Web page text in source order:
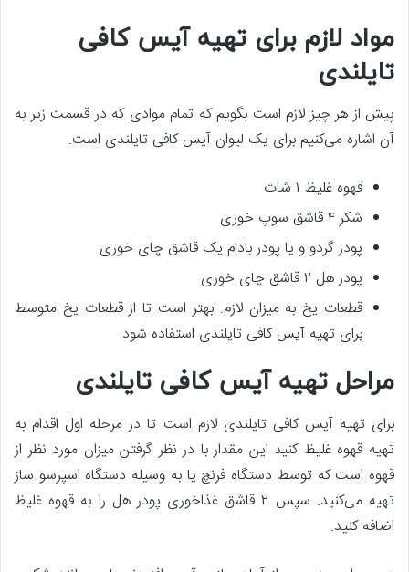
مواد لازم برای تهیه آیس کافی
تایلندی
پیش از هر چیز لازم است بگویم که تمام موادی که در قسمت زیر به
آن اشاره می‌کنیم برای یک لیوان آیس کافی تایلندی است.
قهوه غلیظ ۱ شات
شکر ۴ قاشق سوپ خوری
پودر گردو و یا پودر بادام یک قاشق چای خوری
پودر هل ۲ قاشق چای خوری
قطعات یخ به میزان لازم. بهتر است تا از قطعات یخ متوسط
برای تهیه آیس کافی تایلندی استفاده شود.
مراحل تهیه آیس کافی تایلندی
برای تهیه آیس کافی تایلندی لازم است تا در مرحله اول اقدام به
تهیه قهوه غلیظ کنید این مقدار با در نظر گرفتن میزان مورد نظر از
قهوه است که توسط دستگاه فرنچ یا به وسیله دستگاه اسپرسو ساز
تهیه می‌کنید. سپس ۲ قاشق غذاخوری پودر هل را به قهوه غلیظ
اضافه کنید.